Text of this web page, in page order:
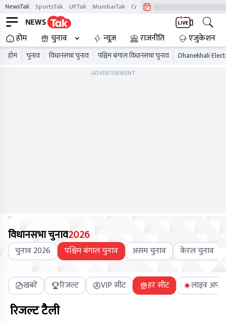
NewsTak SportsTak UPTak MumbaiTak CrimeTak
होम चुनाव न्यूज़ राजनीति एजुकेशन
होम चुनाव विधानसभा चुनाव पश्चिम बंगाल विधानसभा चुनाव Dhanekhali
ADVERTISEMENT
विधानसभा चुनाव2026
चुनाव 2026 पश्चिम बंगाल चुनाव असम चुनाव केरल चुनाव
खबरें रिजल्ट VIP सीट हर सीट लाइव
रिजल्ट टैली